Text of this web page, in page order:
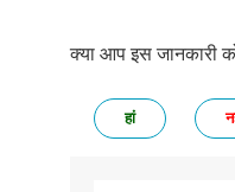
क्या आप इस जानकारी
हां